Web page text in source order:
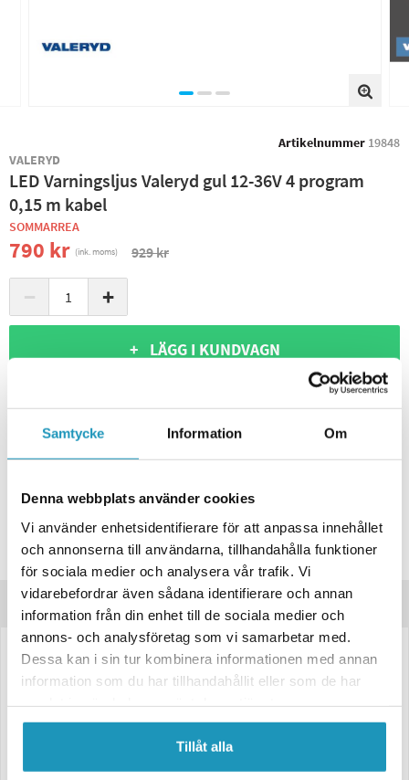
Samtycke Information Om
Denna webbplats använder cookies
Vi använder enhetsidentifierare för att anpassa innehållet
och annonserna till användarna, tillhandahålla funktioner
för sociala medier och analysera vår trafik. Vi
vidarebefordrar även sådana identifierare och annan
information från din enhet till de sociala medier och
annons- och analysföretag som vi samarbetar med.
Dessa kan i sin tur kombinera informationen med annan
information som du har tillhandahållit eller som de har
Tillåt alla
Artikelnummer 19848
VALERYD
LED Varningsljus Valeryd gul 12-36V 4 program
0,15 m kabel
SOMMARREA
790 kr (ink. moms) 929 kr
− +
+ LÄGG I KUNDVAGN
Skickas inom 4-6 Arbetsdagar
BUTIKSLAGER
I LAGER
Lägsta pris de senaste 30-dagarna:790 kr
Leverans- & Returinformation
Spara produkt
Frågor om produkten?
Produktinformation
LED Varningsljus Valeryd Gul – 12–36V, 4 program, 0,15 m kabel
perfekt för användning inom transport, vägunderhåll och assistans.
4 belysningsprogram: enkel, dubbel, trippel blixt